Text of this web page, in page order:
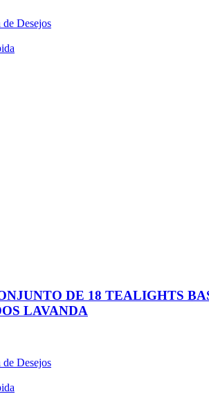
Desejos
DE 18 TEALIGHTS
LAVANDA
Desejos